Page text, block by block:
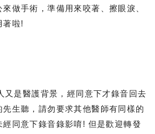
做手術，準備用來咬著、擦眼淚、
著啦!
又是醫護背景，經同意下才錄音回去
生聽，請勿要求其他醫師有同樣的
經同意下錄音錄影唷! 但是歡迎轉發